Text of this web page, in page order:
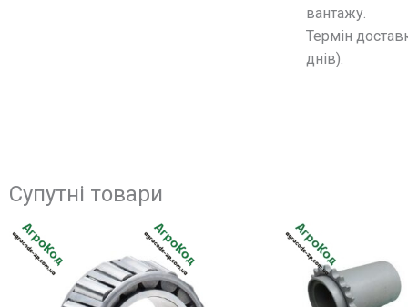
вантажу.
Термін
днів).
Супутні товари